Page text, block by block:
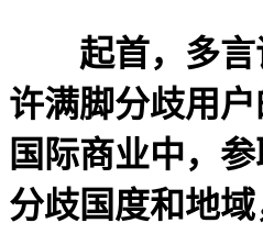
起首，多言
许满脚分歧用
国际商业中，
分歧国度和地